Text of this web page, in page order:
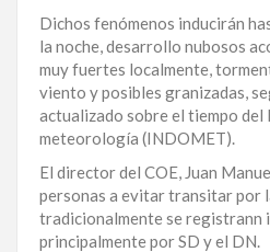
CONTÁCTENOS
Dichos fenómenos inducirán
la noche, desarrollo nubosos
muy fuertes localmente,
viento y posibles granizadas,
actualizado sobre el tiempo
meteorología (INDOMET).
El director del COE, Juan
personas a evitar transitar por
tradicionalmente se registrann
principalmente por SD y el DN.